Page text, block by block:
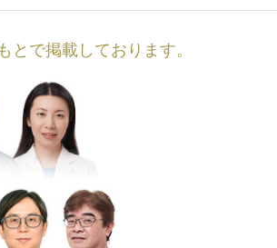
で掲載しております。